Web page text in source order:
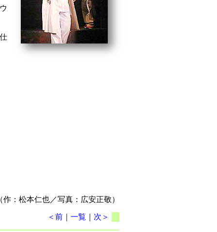
（作：松本仁也／写真：広安正敬）
＜前 ｜一覧 次＞